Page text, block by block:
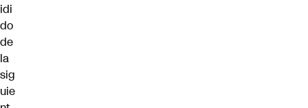
idi
do
de
la
sig
uie